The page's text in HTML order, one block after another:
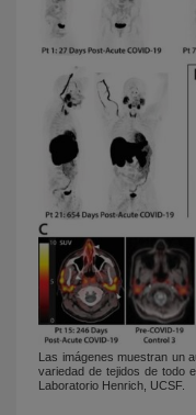
Las imágenes muestran un
variedad de tejidos de todo
Laboratorio Henrich, UCSF.